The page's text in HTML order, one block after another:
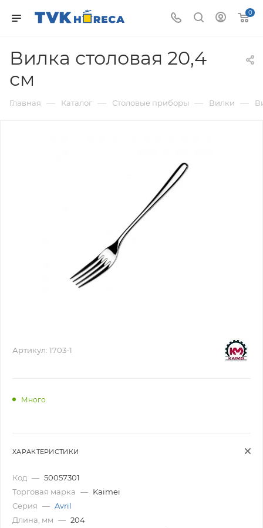
0
Вилка столовая 20,4
см
Главная — Каталог — Столовые приборы — Вилки —
Артикул: 1703-1
Много
ХАРАКТЕРИСТИКИ
Код — 50057301
Торговая марка — Kaimei
Серия — Avril
Длина, мм — 204